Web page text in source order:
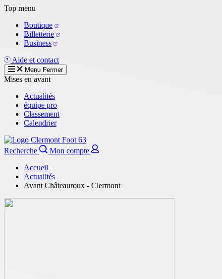
Aller
contenu
principal
Top menu
Boutique
Billetterie
Business
Aide et contact
Menu Fermer
Mises en avant
Actualités
équipe pro
Classement
Calendrier
Recherche
Mon compte
Accueil
Actualités
Avant Châteauroux - Clermont